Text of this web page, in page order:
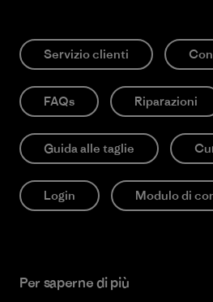
Servizio clienti
FAQs Riparazioni
Guida alle taglie
Login Modulo di
Per saperne di più